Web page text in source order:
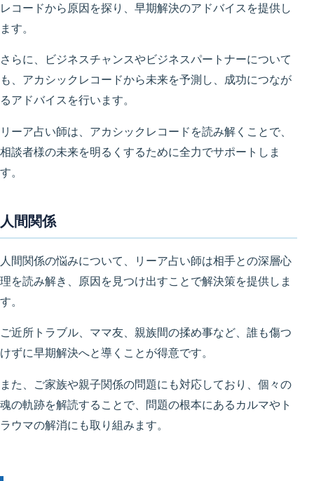
レコードから原因を探り、早期解決のアドバイスを提供し
ます。
さらに、ビジネスチャンスやビジネスパートナーについて
も、アカシックレコードから未来を予測し、成功につなが
るアドバイスを行います。
リーア占い師は、アカシックレコードを読み解くことで、
相談者様の未来を明るくするために全力でサポートしま
す。
人間関係
人間関係の悩みについて、リーア占い師は相手との深層心
理を読み解き、原因を見つけ出すことで解決策を提供しま
す。
ご近所トラブル、ママ友、親族間の揉め事など、誰も傷つ
けずに早期解決へと導くことが得意です。
また、ご家族や親子関係の問題にも対応しており、個々の
魂の軌跡を解読することで、問題の根本にあるカルマやト
ラウマの解消にも取り組みます。